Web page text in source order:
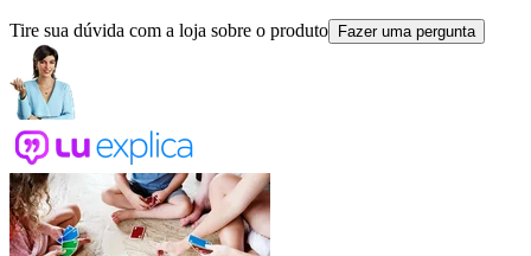
Tire sua dúvida com a loja sobre o produto Fazer uma pergunta